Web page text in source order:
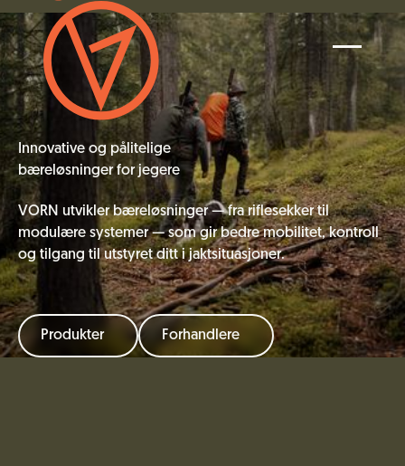
Innovative og pålitelige
bæreløsninger for jegere
VORN utvikler bæreløsninger — fra riflesekker til
modulære systemer — som gir bedre mobilitet, kontroll
og tilgang til utstyret ditt i jaktsituasjoner.
Produkter Forhandlere